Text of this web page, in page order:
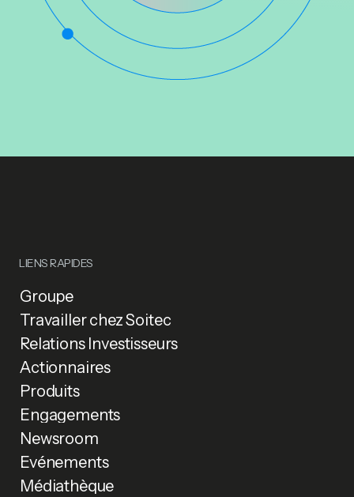
LIENS RAPIDES
Groupe
Travailler chez Soitec
Relations Investisseurs
Actionnaires
Produits
Engagements
Newsroom
Événements
Médiathèque